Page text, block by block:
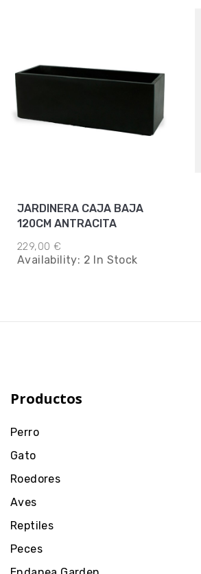
JARDINERA CAJA BAJA
120CM ANTRACITA
229,00 €
Availability: 2 In Stock
Productos
Perro
Gato
Roedores
Aves
Reptiles
Peces